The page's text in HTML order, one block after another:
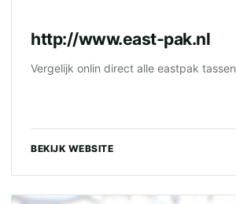
http://www.east-pak.nl
Vergelijk onlin direct alle eastpak tassen
BEKIJK WEBSITE